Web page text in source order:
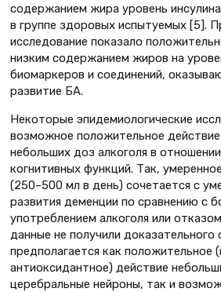
содержанием жира уровень
в группе здоровых испытуемых [5].
исследование показало
низким содержанием жиров на
биомаркеров и соединений,
развитие БА.
Некоторые эпидемиологические
возможное положительное
небольших доз алкоголя в
когнитивных функций. Так,
(250–500 мл в день) сочетается с
развития деменции по сравнению с
употреблением алкоголя или
данные не получили доказательного
предполагается как положительное
антиоксидантное) действие
церебральные нейроны, так и